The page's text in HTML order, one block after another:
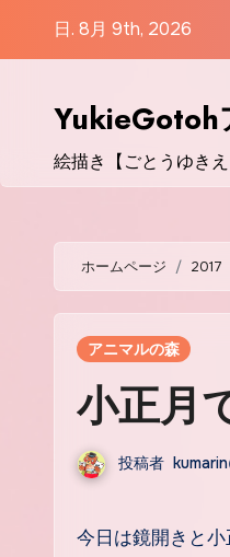
日. 8月 9th, 2026
YukieGotoh
絵描き【ごとうゆき
ホームページ 2017
アニマルの森
小正月
投稿者 kumarin
今日は鏡開きと小正月。ネコがお汁粉を作るというので、ウサギはネコがお汁粉を作っている横で小正月の餅花とい